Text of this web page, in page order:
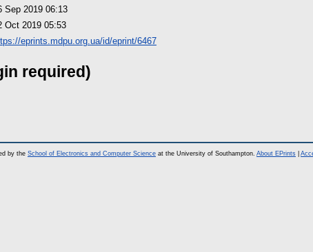
Sep 2019 06:13
Oct 2019 05:53
eprints.mdpu.org.ua/id/eprint/6467
required)
by the School of Electronics and Computer Science at the University of Southampton. About EPrints